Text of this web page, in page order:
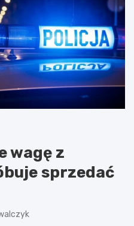
wagę z
sprzedać